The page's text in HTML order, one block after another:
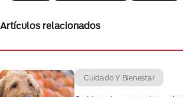
Artículos relacionados
Cuidado Y Bienestar